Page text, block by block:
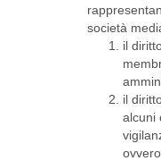
società
il
il
alcuni